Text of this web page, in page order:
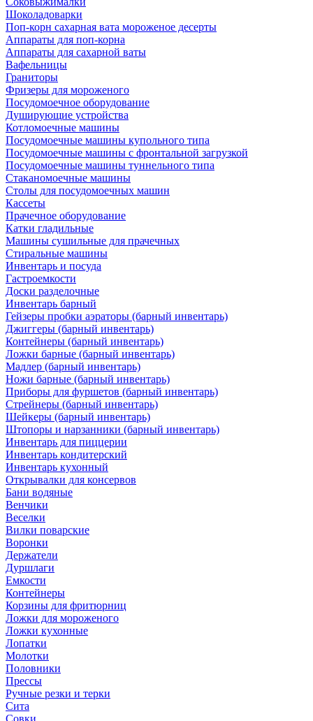
Шоколадоварки
Поп-корн сахарная вата мороженое десерты
Аппараты для поп-корна
Аппараты для сахарной ваты
Вафельницы
Граниторы
Фризеры для мороженого
Посудомоечное оборудование
Душирующие устройства
Котломоечные машины
Посудомоечные машины купольного типа
Посудомоечные машины с фронтальной загрузкой
Посудомоечные машины туннельного типа
Стаканомоечные машины
Столы для посудомоечных машин
Кассеты
Прачечное оборудование
Катки гладильные
Машины сушильные для прачечных
Стиральные машины
Инвентарь и посуда
Гастроемкости
Доски разделочные
Инвентарь барный
Гейзеры пробки аэраторы (барный инвентарь)
Джиггеры (барный инвентарь)
Контейнеры (барный инвентарь)
Ложки барные (барный инвентарь)
Мадлер (барный инвентарь)
Ножи барные (барный инвентарь)
Приборы для фуршетов (барный инвентарь)
Стрейнеры (барный инвентарь)
Шейкеры (барный инвентарь)
Штопоры и нарзанники (барный инвентарь)
Инвентарь для пиццерии
Инвентарь кондитерский
Инвентарь кухонный
Открывалки для консервов
Бани водяные
Венчики
Веселки
Вилки поварские
Воронки
Держатели
Дуршлаги
Емкости
Контейнеры
Корзины для фритюрниц
Ложки для мороженого
Ложки кухонные
Лопатки
Молотки
Половники
Прессы
Ручные резки и терки
Сита
Совки